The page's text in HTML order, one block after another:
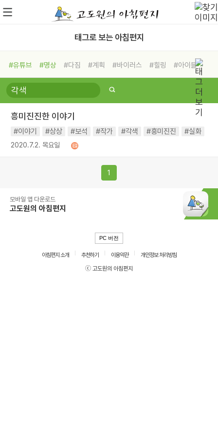
태그로 보는 아침편지
#유튜브 #명상 #다짐 #계획 #바이러스 #힐링
#아이들
#비전캠프
#독서캠프 #삶
#희망
#나눔 #친구 #링컨학교
#독서
#건강 #면역력
흥미진진한 이야기
#이야기 #상상 #보석 #작가 #각색 #흥미진진 #실화
2020.7.2. 목요일
1
모바일 앱 다운로드
고도원의 아침편지
PC 버전
아침편지 소개 추천하기 이용약관
개인정보 처리방침
ⓒ 고도원의 아침편지